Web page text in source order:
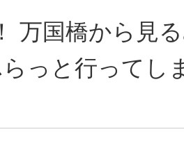
万国橋から見
っと行ってし